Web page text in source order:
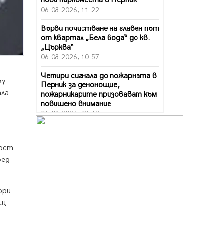
06.08.2026, 11:22
Върви почистване на главен път
от квартал „Бела вода“ до кв.
„Църква“
06.08.2026, 10:57
Четири сигнала до пожарната в
Перник за денонощие,
пожарникарите призовават към
повишено внимание
06.08.2026, 09:43